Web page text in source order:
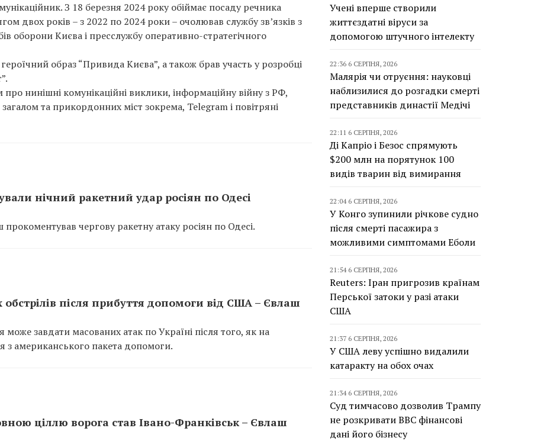
З 18 березня 2024 року обіймає посаду речника
двох років – з 2022 по 2024 роки – очолював службу зв’язків з
оборони Києва і пресслужбу оперативно-стратегічного
образ “Привида Києва”, а також брав участь у розробці
нинішні комунікаційні виклики, інформаційну війну з РФ,
та прикордонних міст зокрема, Telegram і повітряні
нічний ракетний удар росіян по Одесі
чергову ракетну атаку росіян по Одесі.
після прибуття допомоги від США – Євлаш
завдати масованих атак по Україні після того, як на
американського пакета допомоги.
ціллю ворога став Івано-Франківськ – Євлаш
Учені вперше створили
життєздатні віруси за
допомогою штучного інтелекту
22:36 6 СЕРПНЯ, 2026
Малярія чи отруєння: науковці
наблизилися до розгадки смерті
представників династії Медічі
22:11 6 СЕРПНЯ, 2026
Ді Капріо і Безос спрямують
$200 млн на порятунок 100
видів тварин від вимирання
22:04 6 СЕРПНЯ, 2026
У Конго зупинили річкове судно
після смерті пасажира з
можливими симптомами Еболи
21:54 6 СЕРПНЯ, 2026
Reuters: Іран пригрозив країнам
Перської затоки у разі атаки
США
21:37 6 СЕРПНЯ, 2026
У США леву успішно видалили
катаракту на обох очах
21:34 6 СЕРПНЯ, 2026
Суд тимчасово дозволив Трампу
не розкривати BBC фінансові
дані його бізнесу